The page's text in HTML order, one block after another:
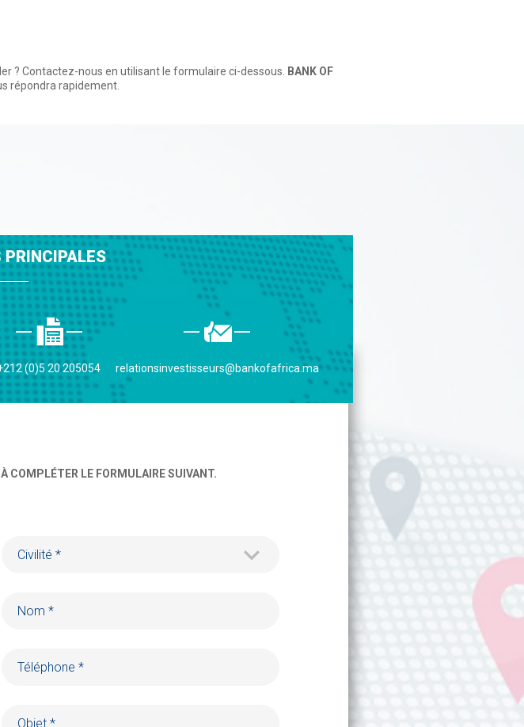
? Contactez-nous en utilisant le formulaire ci-dessous.
BANK OF
répondra rapidement.
PRINCIPALES
(0)5 20 205054 relationsinvestisseurs@bankofafrica.ma
COMPLÉTER LE FORMULAIRE SUIVANT.
Civilité *